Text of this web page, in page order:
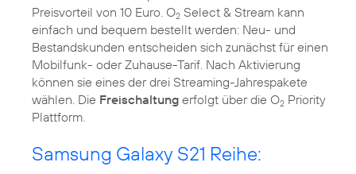
Preisvorteil von 10 Euro. O2 Select & Stream kann
einfach und bequem bestellt werden: Neu- und
Bestandskunden entscheiden sich zunächst für einen
Mobilfunk- oder Zuhause-Tarif. Nach Aktivierung
können sie eines der drei Streaming-Jahrespakete
wählen. Die Freischaltung erfolgt über die O2 Priority
Samsung Galaxy S21 Reihe: